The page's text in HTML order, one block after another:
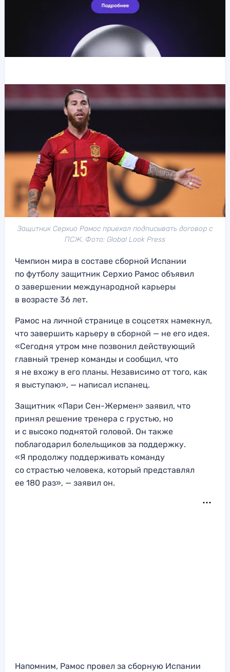
Защитник Серхио Рамос приехал подписывать договор с
ПСЖ. Фото: Global Look Press
Чемпион мира в составе сборной Испании
по футболу защитник Серхио Рамос объявил
о завершении международной карьеры
в возрасте 36 лет.
Рамос на личной странице в соцсетях намекнул,
что завершить карьеру в сборной — не его идея.
«Сегодня утром мне позвонил действующий
главный тренер команды и сообщил, что
я не вхожу в его планы. Независимо от того, как
я выступаю», — написал испанец.
Защитник «Пари Сен-Жермен» заявил, что
принял решение тренера с грустью, но
и с высоко поднятой головой. Он также
поблагодарил болельщиков за поддержку.
«Я продолжу поддерживать команду
со страстью человека, который представлял
ее 180 раз», — заявил он.
Напомним, Рамос провел за сборную Испании